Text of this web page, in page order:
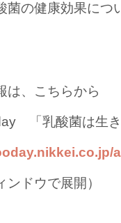
菌の健康効果につ
は、こちらから
「乳酸菌は生
ンドウで展開）